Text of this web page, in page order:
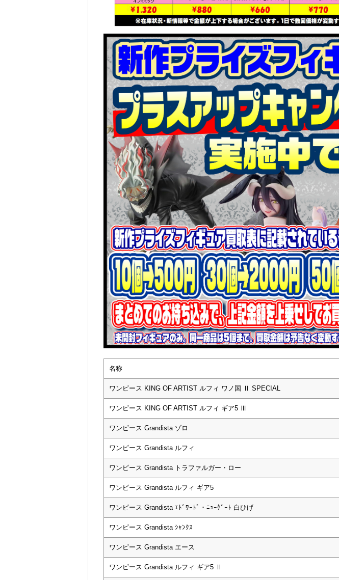
名称
ワンピース KING OF ARTIST ルフィ ワノ国 Ⅱ SPECIAL
ワンピース KING OF ARTIST ルフィ ギア5 Ⅲ
ワンピース Grandista ゾロ
ワンピース Grandista ルフィ
ワンピース Grandista トラファルガー・ロー
ワンピース Grandista ルフィ ギア5
ワンピース Grandista ｴﾄﾞﾜｰﾄﾞ・ﾆｭｰｹﾞｰﾄ 白ひげ
ワンピース Grandista ｼｬﾝｸｽ
ワンピース Grandista エース
ワンピース Grandista ルフィ ギア5 Ⅱ